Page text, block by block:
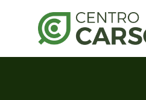
contenido